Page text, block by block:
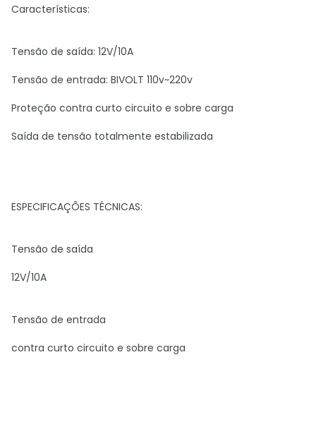
Características:
Tensão de saída: 12V/10A
Tensão de entrada: BIVOLT 110v~220v
Proteção contra curto circuito e sobre carga
Saída de tensão totalmente estabilizada
ESPECIFICAÇÕES TÉCNICAS:
Tensão de saída
12V/10A
Tensão de entrada
contra curto circuito e sobre carga